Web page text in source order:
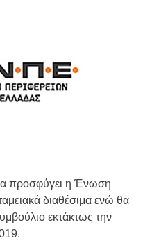
Τραπεζογραμματίων 7-3-2019
Ημερήσιο Δελτίο Τιμών
Συναλλάγματος &
προσφύγει η Ένωση
διαθέσιμα ενώ θα
εκτάκτως την